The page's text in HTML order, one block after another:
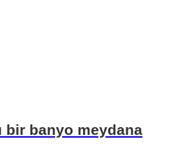
bir banyo meydana